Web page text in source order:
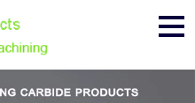
메
뉴